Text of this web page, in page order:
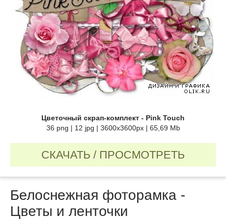
Цветочный скрап-комплект - Pink Touch
36 png | 12 jpg | 3600x3600px | 65,69 Mb
СКАЧАТЬ / ПРОСМОТРЕТЬ
Белоснежная фоторамка -
Цветы и ленточки